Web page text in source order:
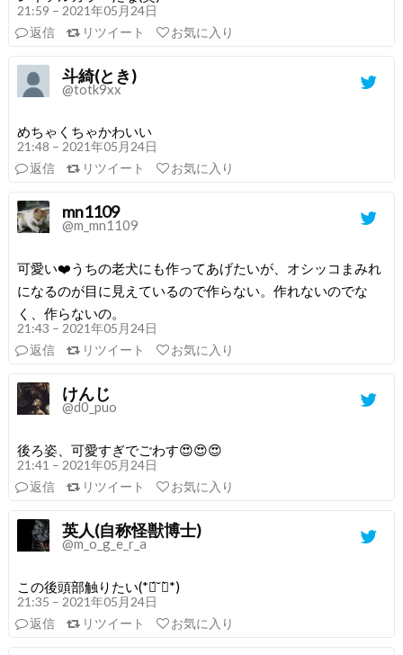
21:59 – 2021年05月24日
返信
リツイート お気に入り
斗綺(とき)
@totk9xx
めちゃくちゃかわいい
21:48 – 2021年05月24日
返信
リツイート お気に入り
mn1109
@m_mn1109
可愛い❤️うちの老犬にも作ってあげたいが、オシッコまみれ
になるのが目に見えているので作らない。作れないのでな
く、作らないの。
21:43 – 2021年05月24日
返信
リツイート お気に入り
けんじ
@d0_puo
後ろ姿、可愛すぎでごわす😍😍😍
21:41 – 2021年05月24日
返信
リツイート お気に入り
英人(自称怪獣博士)
@m_o_g_e_r_a
この後頭部触りたい(*ฅ́˘ฅ̀*)
21:35 – 2021年05月24日
返信
リツイート お気に入り